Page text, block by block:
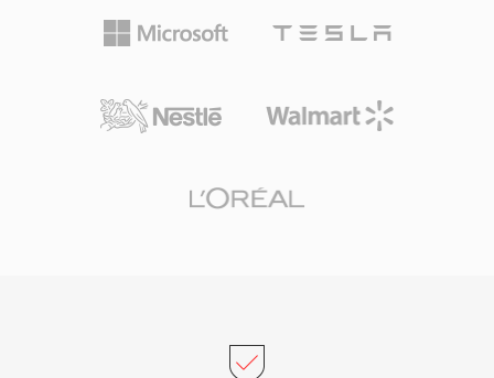
상용 및 오픈소스 제품 모두에 자유롭게 임베딩할
수 있었습니다. Speex는 또한 음향 에코 제거, 노
이 일반적으로 외부 라이브러리에 위임하는 기능
VoIP 시스템, 보관된 녹음, 경량 디코더 풋프린트